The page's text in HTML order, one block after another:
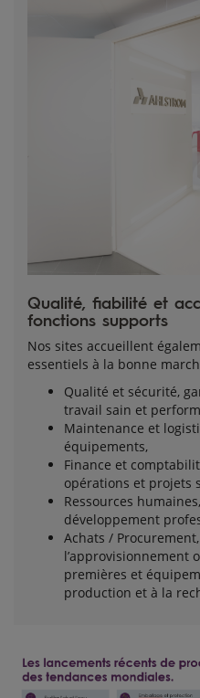
Qualité, fiabilité et
fonctions supports
Nos sites accueillent
essentiels à la bonne
Qualité et sécurité,
travail sain et
Maintenance et
équipements,
Finance et
opérations et projets
Ressources
développement
Achats /
l’approvisionnement
premières et
production et à la